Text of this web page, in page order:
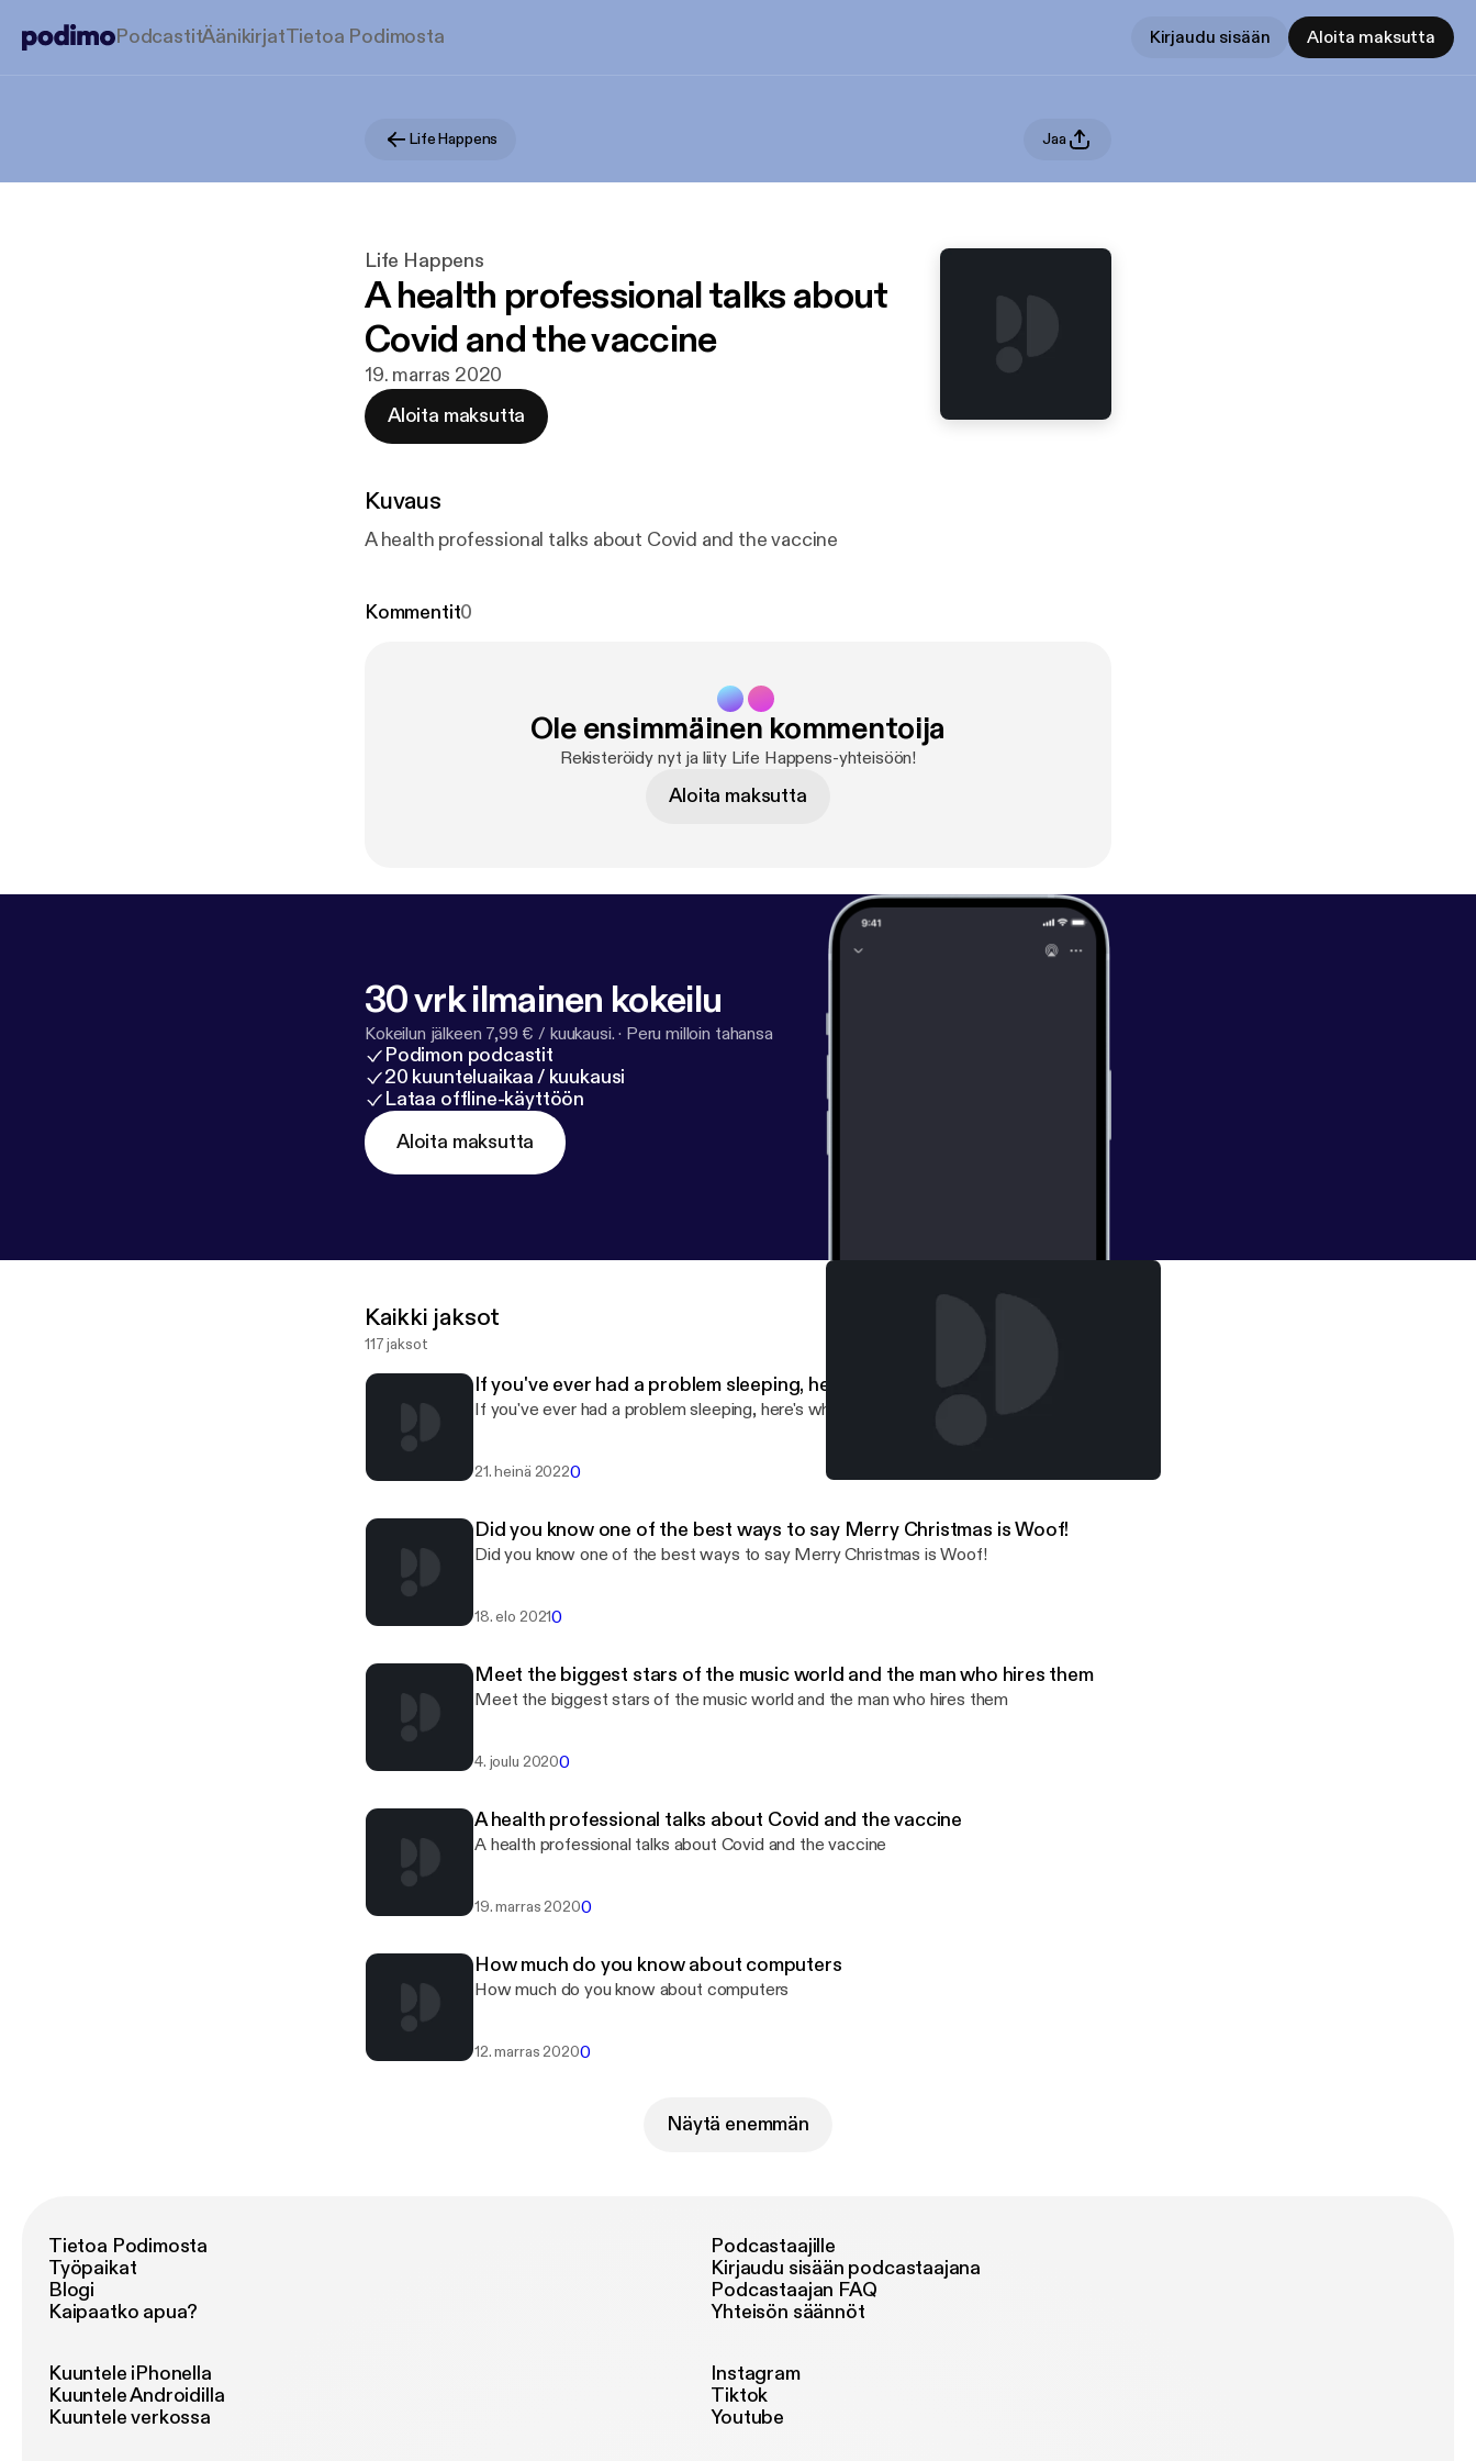
PodcastitÄänikirjatTietoa Podimosta Kirjaudu sisään Aloita maksutta
Life Happens Jaa
Life Happens
A health professional talks about
Covid and the vaccine
19. marras 2020
Aloita maksutta
Kuvaus
A health professional talks about Covid and the vaccine
Kommentit0
Ole ensimmäinen kommentoija
Rekisteröidy nyt ja liity Life Happens-yhteisöön!
Aloita maksutta
30 vrk ilmainen kokeilu
Kokeilun jälkeen 7,99 € / kuukausi. · Peru milloin tahansa
Podimon podcastit
20 kuunteluaikaa / kuukausi
Lataa offline-käyttöön
Aloita maksutta
Kaikki jaksot
117 jaksot
If you've ever had a problem sleeping, here's what you need to know
If you've ever had a problem sleeping, here's what you need to know
21. heinä 20220
Did you know one of the best ways to say Merry Christmas is Woof!
Did you know one of the best ways to say Merry Christmas is Woof!
18. elo 20210
Meet the biggest stars of the music world and the man who hires them
Meet the biggest stars of the music world and the man who hires them
4. joulu 20200
A health professional talks about Covid and the vaccine
A health professional talks about Covid and the vaccine
19. marras 20200
How much do you know about computers
How much do you know about computers
12. marras 20200
Näytä enemmän
Tietoa Podimosta
Työpaikat
Blogi
Kaipaatko apua?
Podcastaajille
Kirjaudu sisään podcastaajana
Podcastaajan FAQ
Yhteisön säännöt
Kuuntele iPhonella
Kuuntele Androidilla
Kuuntele verkossa
Instagram
Tiktok
Youtube